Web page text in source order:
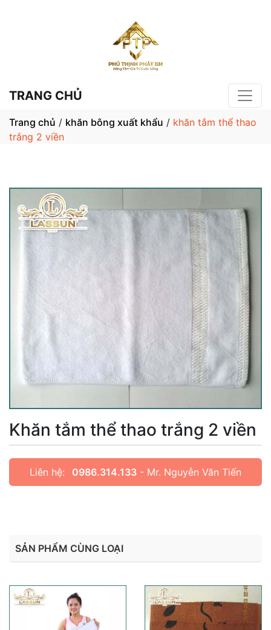
TRANG CHỦ
Trang chủ / khăn bông xuất khẩu / khăn tắm thể thao
trắng 2 viền
Khăn tắm thể thao trắng 2 viền
Liên hệ: 0986.314.133 - Mr. Nguyễn Văn Tiến
SẢN PHẨM CÙNG LOẠI